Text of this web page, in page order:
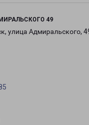
49
улица Адмиральского,